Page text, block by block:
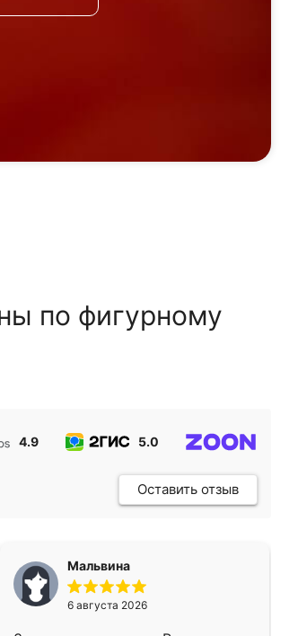
по фигурному
4.9 5.0
Оставить отзыв
Мальвина
6 августа 2026